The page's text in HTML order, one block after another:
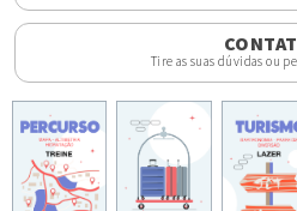
Tire as suas dúvidas ou